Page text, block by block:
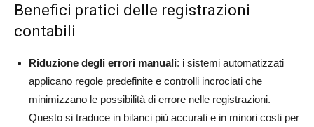
Benefici pratici delle registrazioni
contabili
Riduzione degli errori manuali: i sistemi automatizzati
applicano regole predefinite e controlli incrociati che
minimizzano le possibilità di errore nelle registrazioni.
Questo si traduce in bilanci più accurati e in minori costi per